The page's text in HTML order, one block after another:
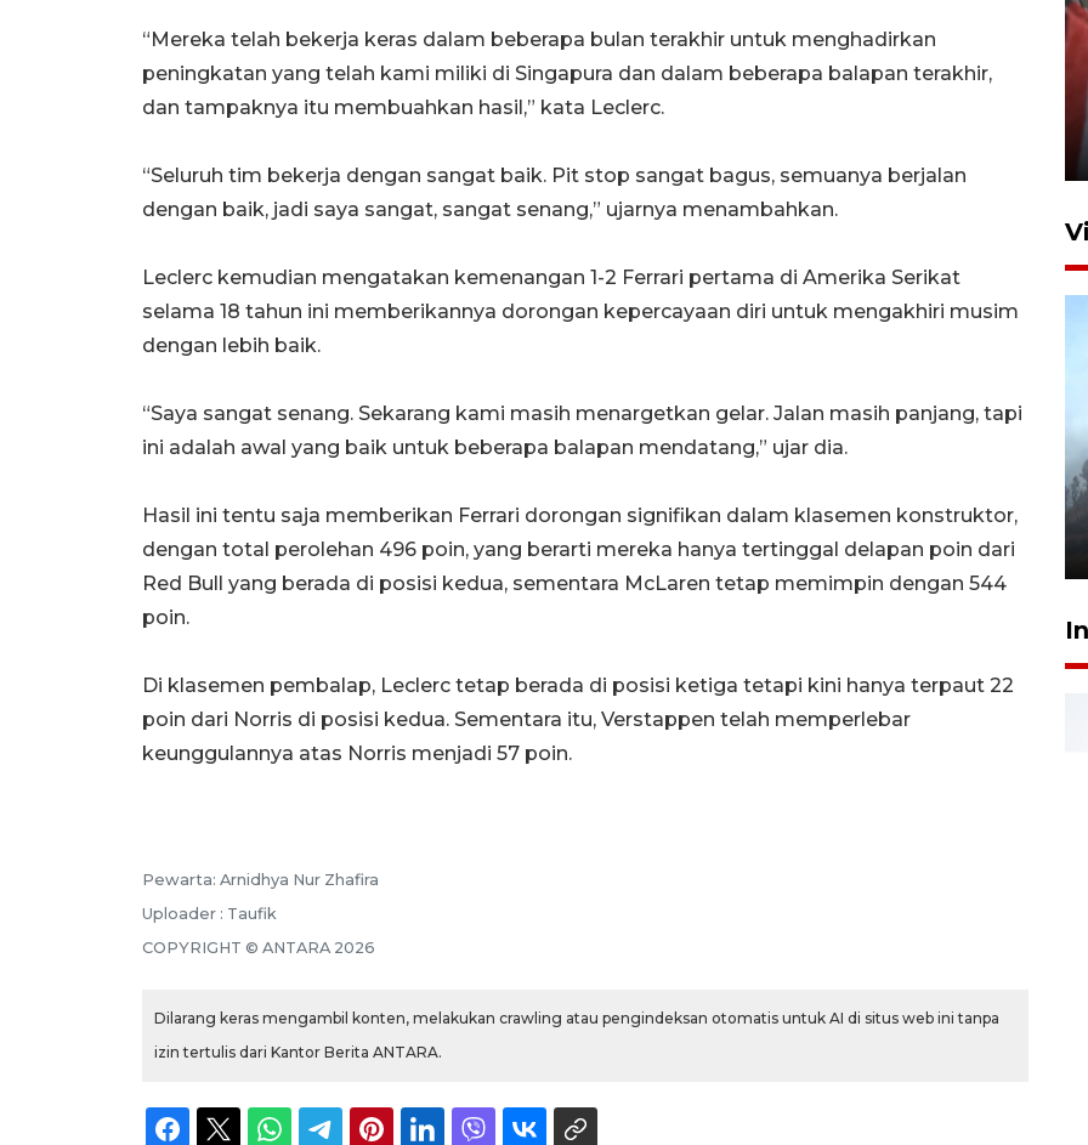
“Mereka telah bekerja keras dalam beberapa bulan terakhir untuk menghadirkan
peningkatan yang telah kami miliki di Singapura dan dalam beberapa balapan terakhir,
dan tampaknya itu membuahkan hasil,” kata Leclerc.
“Seluruh tim bekerja dengan sangat baik. Pit stop sangat bagus, semuanya berjalan
dengan baik, jadi saya sangat, sangat senang,” ujarnya menambahkan.
Leclerc kemudian mengatakan kemenangan 1-2 Ferrari pertama di Amerika Serikat
selama 18 tahun ini memberikannya dorongan kepercayaan diri untuk mengakhiri musim
dengan lebih baik.
“Saya sangat senang. Sekarang kami masih menargetkan gelar. Jalan masih panjang, tapi
ini adalah awal yang baik untuk beberapa balapan mendatang,” ujar dia.
Hasil ini tentu saja memberikan Ferrari dorongan signifikan dalam klasemen konstruktor,
dengan total perolehan 496 poin, yang berarti mereka hanya tertinggal delapan poin dari
Red Bull yang berada di posisi kedua, sementara McLaren tetap memimpin dengan 544
poin.
Di klasemen pembalap, Leclerc tetap berada di posisi ketiga tetapi kini hanya terpaut 22
poin dari Norris di posisi kedua. Sementara itu, Verstappen telah memperlebar
keunggulannya atas Norris menjadi 57 poin.
Pewarta: Arnidhya Nur Zhafira
Uploader : Taufik
COPYRIGHT © ANTARA 2026
Dilarang keras mengambil konten, melakukan crawling atau pengindeksan otomatis untuk AI di situs web ini tanpa
izin tertulis dari Kantor Berita ANTARA.
Penguatan struktur jembatan
BPBD Jatim kerahkan "Drone
kebakaran Bromo
6 Agustus 2026 18:23